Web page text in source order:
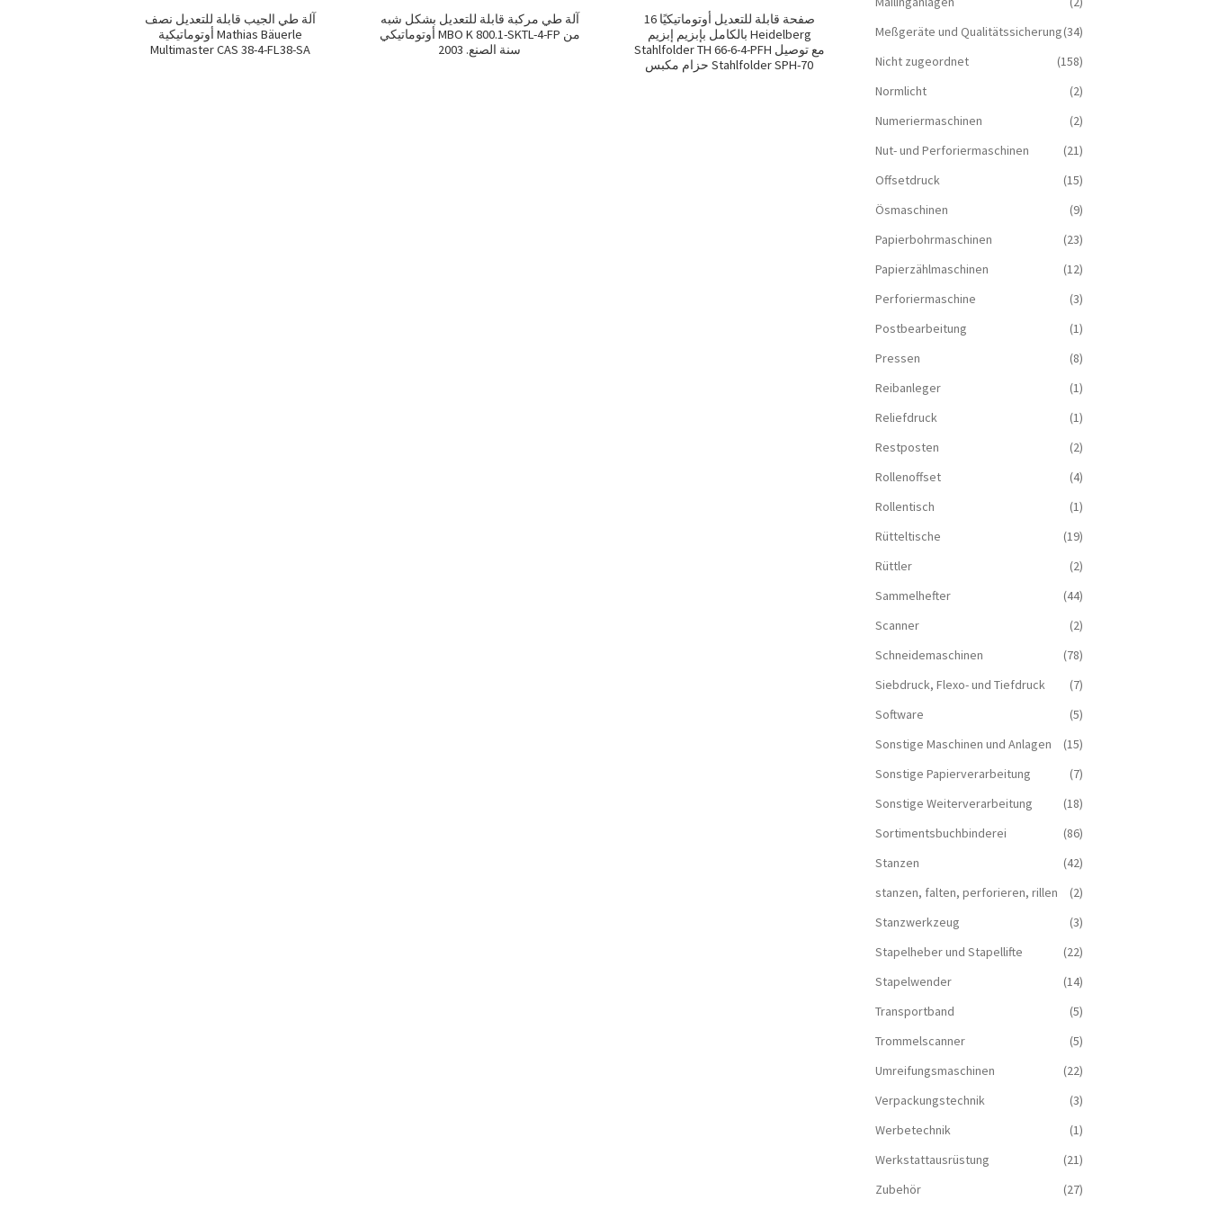
آلة طي الجيب قابلة للتعديل نصف
أوتوماتيكية Mathias Bäuerle
Multimaster CAS 38-4-FL38-SA
آلة طي مركبة قابلة للتعديل بشكل شبه
أوتوماتيكي MBO K 800.1-SKTL-4-FP من
سنة الصنع. 2003
16 صفحة قابلة للتعديل أوتوماتيكيًا
بالكامل بإبزيم إبزيم Heidelberg
Stahlfolder TH 66-6-4-PFH مع توصيل
حزام مكبس Stahlfolder SPH-70
Meßgeräte und Qualitätssicherung(34)
Nicht zugeordnet
(158)
Normlicht
(2)
Numeriermaschinen
(2)
Nut- und Perforiermaschinen
(21)
Offsetdruck
(15)
Ösmaschinen
(9)
Papierbohrmaschinen
(23)
Papierzählmaschinen
(12)
Perforiermaschine
(3)
Postbearbeitung
(1)
Pressen
(8)
Reibanleger
(1)
Reliefdruck
(1)
Restposten
(2)
Rollenoffset
(4)
Rollentisch
(1)
Rütteltische
(19)
Rüttler
(2)
Sammelhefter
(44)
Scanner
(2)
Schneidemaschinen
(78)
Siebdruck, Flexo- und Tiefdruck
(7)
Software
(5)
Sonstige Maschinen und Anlagen
(15)
Sonstige Papierverarbeitung
(7)
Sonstige Weiterverarbeitung
(18)
Sortimentsbuchbinderei
(86)
Stanzen
(42)
stanzen, falten, perforieren, rillen
(2)
Stanzwerkzeug
(3)
Stapelheber und Stapellifte
(22)
Stapelwender
(14)
Transportband
(5)
Trommelscanner
(5)
Umreifungsmaschinen
(22)
Verpackungstechnik
(3)
Werbetechnik
(1)
Werkstattausrüstung
(21)
Zubehör
(27)